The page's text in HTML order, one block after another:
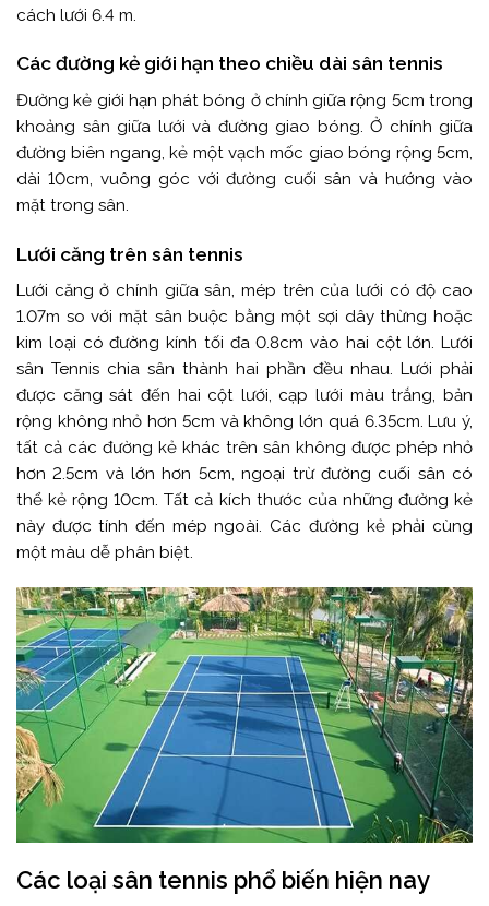
cách lưới 6.4 m.
Các đường kẻ giới hạn theo chiều dài sân tennis
Đường kẻ giới hạn phát bóng ở chính giữa rộng 5cm trong
khoảng sân giữa lưới và đường giao bóng. Ở chính giữa
đường biên ngang, kẻ một vạch mốc giao bóng rộng 5cm,
dài 10cm, vuông góc với đường cuối sân và hướng vào
mặt trong sân.
Lưới căng trên sân tennis
Lưới căng ở chính giữa sân, mép trên của lưới có độ cao
1.07m so với mặt sân buộc bằng một sợi dây thừng hoặc
kim loại có đường kính tối đa 0.8cm vào hai cột lớn. Lưới
sân Tennis chia sân thành hai phần đều nhau. Lưới phải
được căng sát đến hai cột lưới, cạp lưới màu trắng, bản
rộng không nhỏ hơn 5cm và không lớn quá 6.35cm. Lưu ý,
tất cả các đường kẻ khác trên sân không được phép nhỏ
hơn 2.5cm và lớn hơn 5cm, ngoại trừ đường cuối sân có
thể kẻ rộng 10cm. Tất cả kích thước của những đường kẻ
này được tính đến mép ngoài. Các đường kẻ phải cùng
một màu dễ phân biệt.
Các loại sân tennis phổ biến hiện nay